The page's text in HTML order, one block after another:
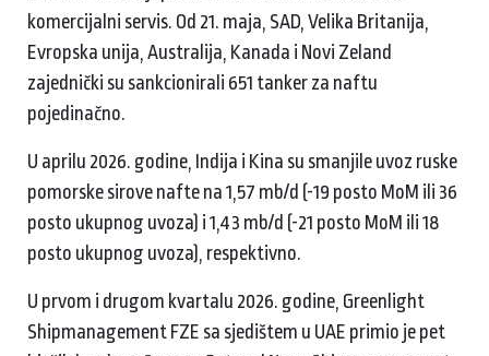
komercijalni servis. Od 21. maja, SAD, Velika Britanija,
Evropska unija, Australija, Kanada i Novi Zeland
zajednički su sankcionirali 651 tanker za naftu
pojedinačno.
U aprilu 2026. godine, Indija i Kina su smanjile uvoz ruske
pomorske sirove nafte na 1,57 mb/d (-19 posto MoM ili 36
posto ukupnog uvoza) i 1,43 mb/d (-21 posto MoM ili 18
posto ukupnog uvoza), respektivno.
U prvom i drugom kvartalu 2026. godine, Greenlight
Shipmanagement FZE sa sjedištem u UAE primio je pet